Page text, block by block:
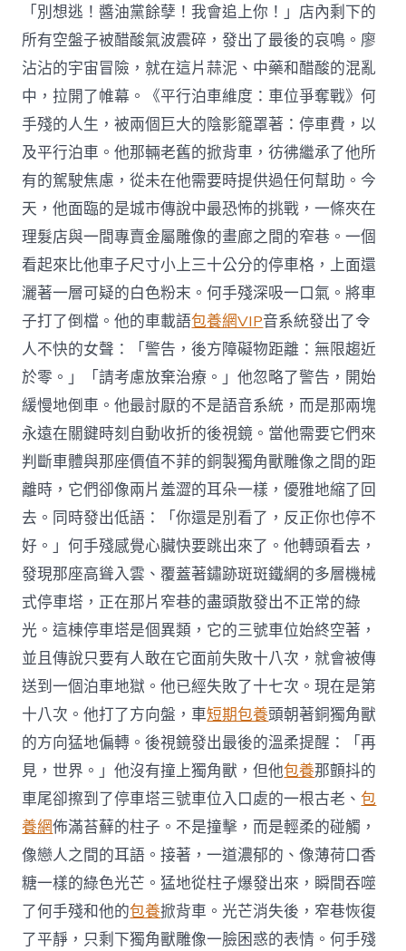
「別想逃！醬油黨餘孽！我會追上你！」店內剩下的
所有空盤子被醋酸氣波震碎，發出了最後的哀鳴。廖
沾沾的宇宙冒險，就在這片蒜泥、中藥和醋酸的混亂
中，拉開了帷幕。《平行泊車維度：車位爭奪戰》何
手殘的人生，被兩個巨大的陰影籠罩著：停車費，以
及平行泊車。他那輛老舊的掀背車，彷彿繼承了他所
有的駕駛焦慮，從未在他需要時提供過任何幫助。今
天，他面臨的是城市傳說中最恐怖的挑戰，一條夾在
理髮店與一間專賣金屬雕像的畫廊之間的窄巷。一個
看起來比他車子尺寸小上三十公分的停車格，上面還
灑著一層可疑的白色粉末。何手殘深吸一口氣。將車
子打了倒檔。他的車載語包養網VIP音系統發出了令
人不快的女聲：「警告，後方障礙物距離：無限趨近
於零。」「請考慮放棄治療。」他忽略了警告，開始
緩慢地倒車。他最討厭的不是語音系統，而是那兩塊
永遠在關鍵時刻自動收折的後視鏡。當他需要它們來
判斷車體與那座價值不菲的銅製獨角獸雕像之間的距
離時，它們卻像兩片羞澀的耳朵一樣，優雅地縮了回
去。同時發出低語：「你還是別看了，反正你也停不
好。」何手殘感覺心臟快要跳出來了。他轉頭看去，
發現那座高聳入雲、覆蓋著鏽跡斑斑鐵網的多層機械
式停車塔，正在那片窄巷的盡頭散發出不正常的綠
光。這棟停車塔是個異類，它的三號車位始終空著，
並且傳說只要有人敢在它面前失敗十八次，就會被傳
送到一個泊車地獄。他已經失敗了十七次。現在是第
十八次。他打了方向盤，車短期包養頭朝著銅獨角獸
的方向猛地偏轉。後視鏡發出最後的溫柔提醒：「再
見，世界。」他沒有撞上獨角獸，但他包養那顫抖的
車尾卻擦到了停車塔三號車位入口處的一根古老、包
養網佈滿苔蘚的柱子。不是撞擊，而是輕柔的碰觸，
像戀人之間的耳語。接著，一道濃郁的、像薄荷口香
糖一樣的綠色光芒。猛地從柱子爆發出來，瞬間吞噬
了何手殘和他的包養掀背車。光芒消失後，窄巷恢復
了平靜，只剩下獨角獸雕像一臉困惑的表情。何手殘